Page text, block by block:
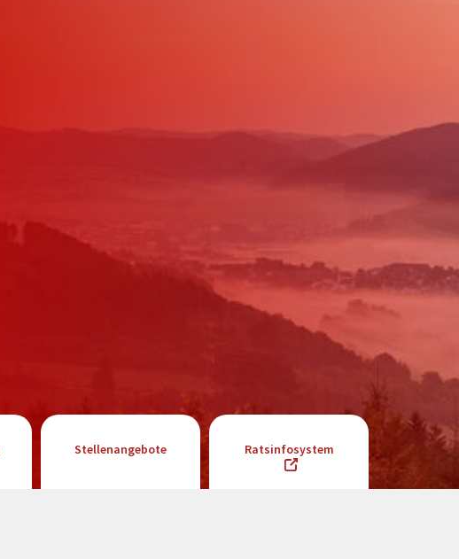
Stellenangebote Ratsinfosystem